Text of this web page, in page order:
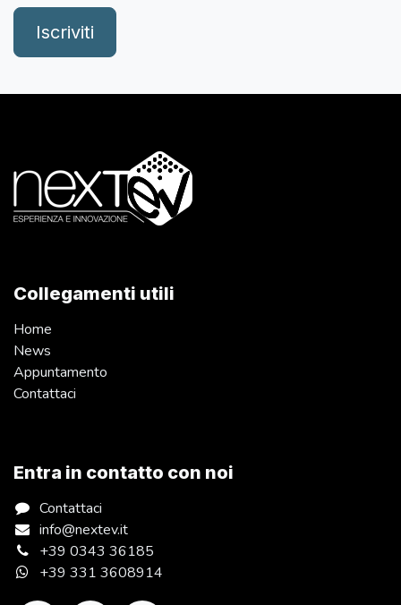
Iscriviti
Collegamenti utili
Home
News
Appuntamento
Contattaci
Entra in contatto con noi
Contattaci
info@nextev.it
+39 0343 36185
+39 331 3608914